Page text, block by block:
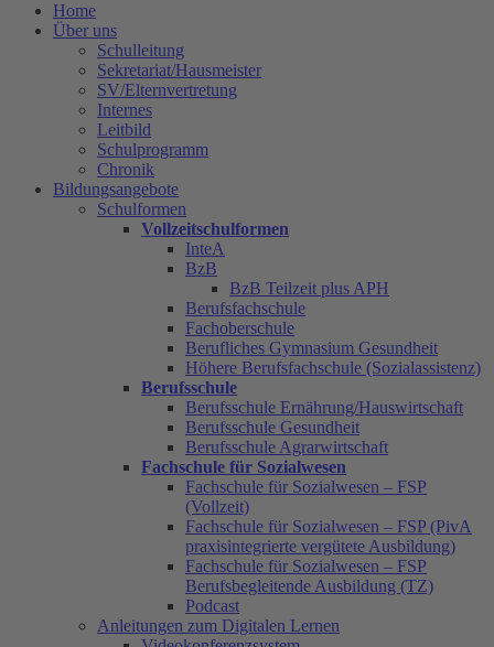
Home
Über uns
Schulleitung
Sekretariat/Hausmeister
SV/Elternvertretung
Internes
Leitbild
Schulprogramm
Chronik
Bildungsangebote
Schulformen
Vollzeitschulformen
InteA
BzB
BzB Teilzeit plus APH
Berufsfachschule
Fachoberschule
Berufliches Gymnasium Gesundheit
Höhere Berufsfachschule (Sozialassistenz)
Berufsschule
Berufsschule Ernährung/Hauswirtschaft
Berufsschule Gesundheit
Berufsschule Agrarwirtschaft
Fachschule für Sozialwesen
Fachschule für Sozialwesen – FSP
(Vollzeit)
Fachschule für Sozialwesen – FSP (PivA
praxisintegrierte vergütete Ausbildung)
Fachschule für Sozialwesen – FSP
Berufsbegleitende Ausbildung (TZ)
Podcast
Anleitungen zum Digitalen Lernen